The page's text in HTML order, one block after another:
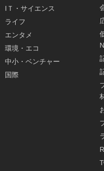
IＴ・サイエンス
ライフ
エンタメ
環境・エコ
中小・ベンチャー
国際